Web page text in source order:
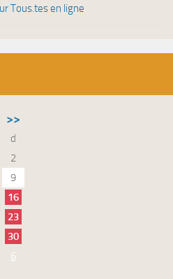
Tous.tes en ligne
>>
d
2
9
16
23
30
6